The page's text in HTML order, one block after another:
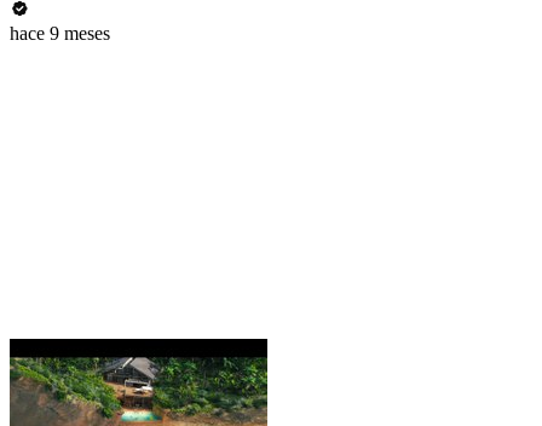
hace 9 meses